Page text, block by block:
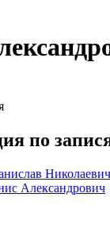
по
Николаевич
Александрович